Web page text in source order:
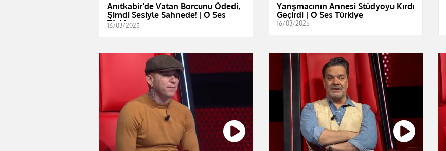
Anıtkabir'de Vatan Borcunu Ödedi,
Şimdi Sesiyle Sahnede! | O Ses
Türkiye
16/03/2025
Yarışmacının Annesi Stüdyoyu Kırdı
Geçirdi | O Ses Türkiye
16/03/2025